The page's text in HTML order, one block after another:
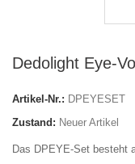
Dedolight Eye-
Artikel-Nr.: DPEYESET
Zustand: Neuer Artikel
Das DPEYE-Set besteht